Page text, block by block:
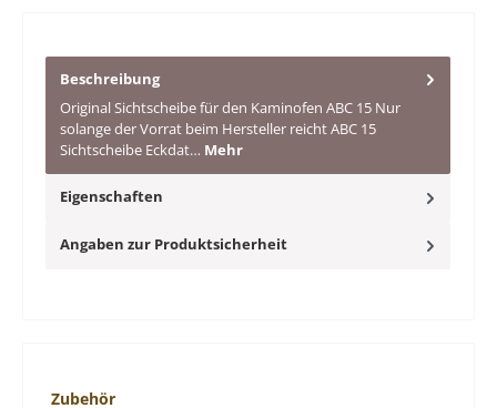
Beschreibung
Original Sichtscheibe für den Kaminofen ABC 15 Nur
solange der Vorrat beim Hersteller reicht ABC 15
Sichtscheibe Eckdat… Mehr
Eigenschaften
Angaben zur Produktsicherheit
Produktgalerie überspringen
Zubehör